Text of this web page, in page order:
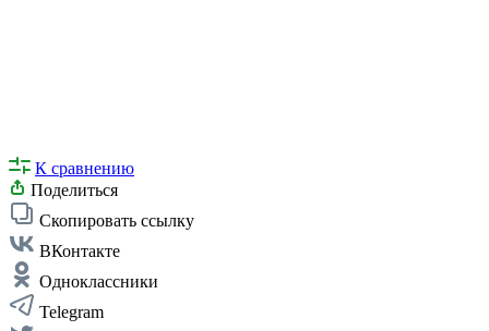
К сравнению
Поделиться
Скопировать ссылку
ВКонтакте
Одноклассники
Telegram